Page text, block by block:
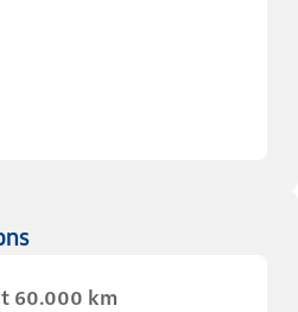
60.000 km